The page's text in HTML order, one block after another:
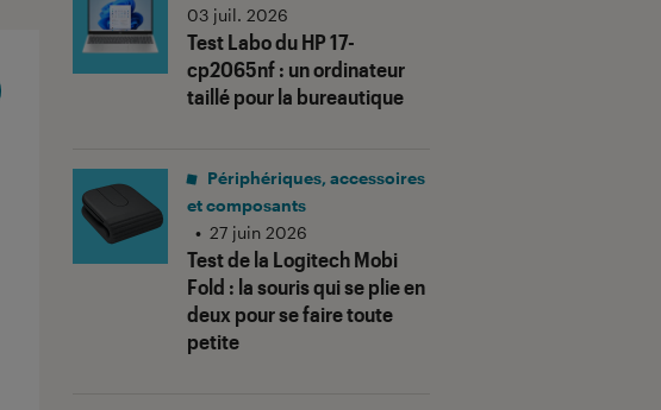
Test Labo du HP 17-
cp2065nf : un ordinateur
taillé pour la bureautique
03 juil. 2026
Test de la Logitech Mobi
Fold : la souris qui se plie en
deux pour se faire toute
petite
Périphériques, accessoires
et composants
• 27 juin 2026